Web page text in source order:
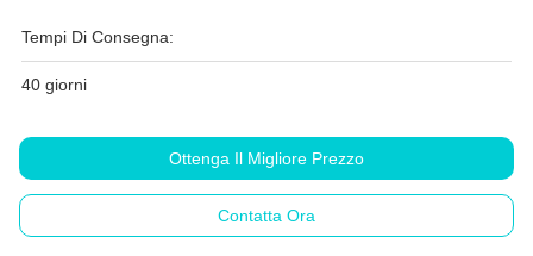
Tempi Di Consegna:
40 giorni
Ottenga Il Migliore Prezzo
Contatta Ora